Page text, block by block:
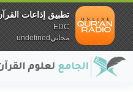
تطبيق إذاعات
EDC
مجانيundefined